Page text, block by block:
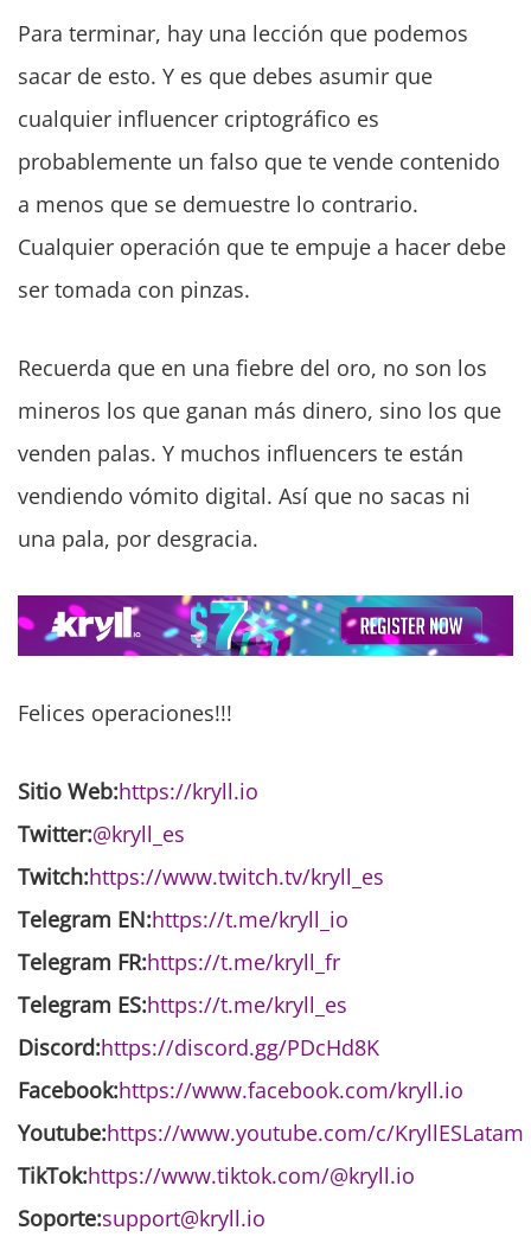
Para terminar, hay una lección que podemos
sacar de esto. Y es que debes asumir que
cualquier influencer criptográfico es
probablemente un falso que te vende contenido
a menos que se demuestre lo contrario.
Cualquier operación que te empuje a hacer debe
ser tomada con pinzas.
Recuerda que en una fiebre del oro, no son los
mineros los que ganan más dinero, sino los que
venden palas. Y muchos influencers te están
vendiendo vómito digital. Así que no sacas ni
una pala, por desgracia.
Felices operaciones!!!
Sitio Web:https://kryll.io
Twitter:@kryll_es
Twitch:https://www.twitch.tv/kryll_es
Telegram EN:https://t.me/kryll_io
Telegram FR:https://t.me/kryll_fr
Telegram ES:https://t.me/kryll_es
Discord:https://discord.gg/PDcHd8K
Facebook:https://www.facebook.com/kryll.io
Youtube:https://www.youtube.com/c/KryllESLatam
TikTok:https://www.tiktok.com/@kryll.io
Soporte:support@kryll.io